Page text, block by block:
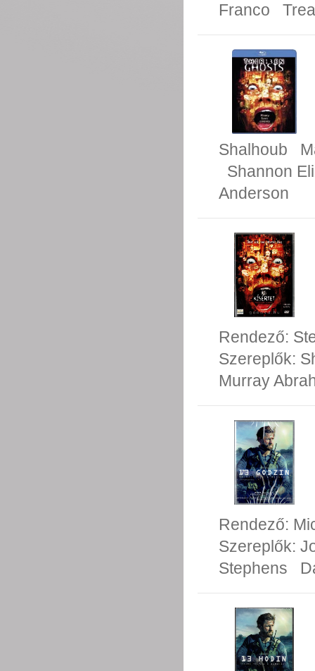
Franco
Shalhoub
Shannon
Anderson
Rendező:
Szereplők:
Murray
Rendező:
Szereplők:
Stephens